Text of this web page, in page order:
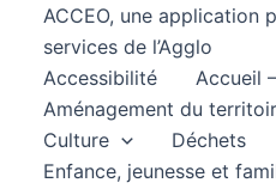
ACCEO, une application
services de l’Agglo
Accessibilité
Accueil
Aménagement du
Culture
Déchets
Enfance, jeunesse et